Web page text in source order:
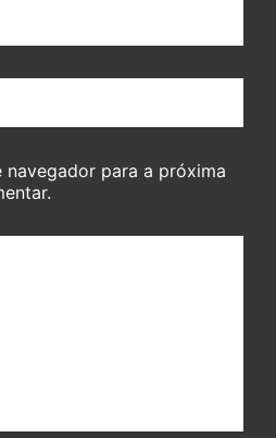
navegador para a próxima